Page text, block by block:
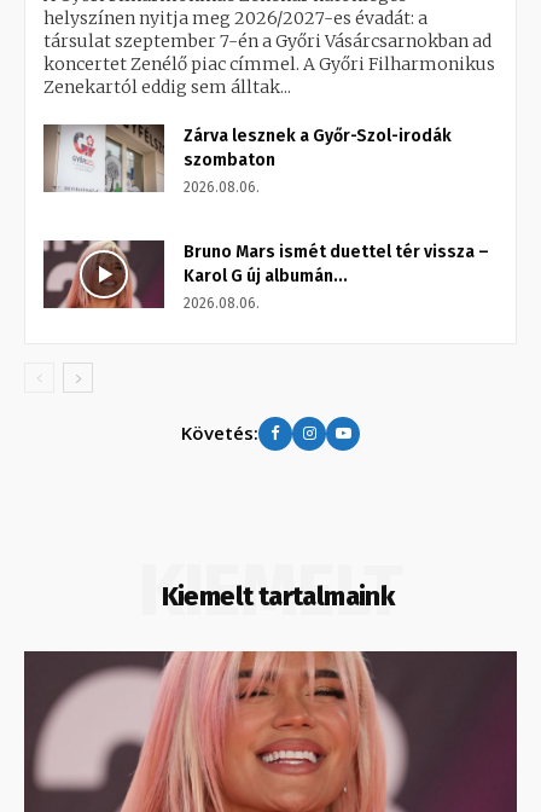
helyszínen nyitja meg 2026/2027-es évadát: a
társulat szeptember 7-én a Győri Vásárcsarnokban ad
koncertet Zenélő piac címmel. A Győri Filharmonikus
Zenekartól eddig sem álltak...
Zárva lesznek a Győr-Szol-irodák
szombaton
2026.08.06.
Bruno Mars ismét duettel tér vissza –
Karol G új albumán...
2026.08.06.
Követés:
Kiemelt tartalmaink
KIEMELT